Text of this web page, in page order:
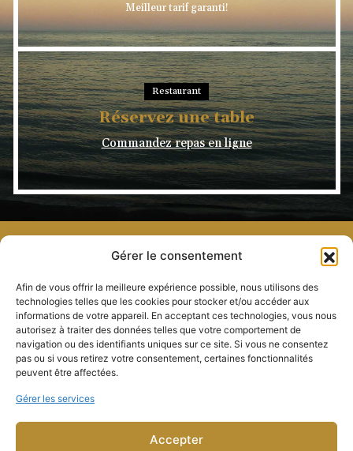
Gérer le consentement
Afin de vous offrir la meilleure expérience possible, nous utilisons des
technologies telles que les cookies pour stocker et/ou accéder aux
informations de votre appareil. En acceptant ces technologies, vous nous
autorisez à traiter des données telles que votre comportement de
navigation ou des identifiants uniques sur ce site. Si vous ne consentez
pas ou si vous retirez votre consentement, certaines fonctionnalités
peuvent être affectées.
Gérer les services
Accepter
Meilleur tarif garanti!
Restaurant
Réservez une table
Commandez repas en ligne
Motel Fraser et Restaurant Le Sieur de Pabos
Chandler (Québec) G0C 2J0
Politique de
développement durable
418 689-2281 ou (sans frais) 1 800 463-1404
Voir l’horaire